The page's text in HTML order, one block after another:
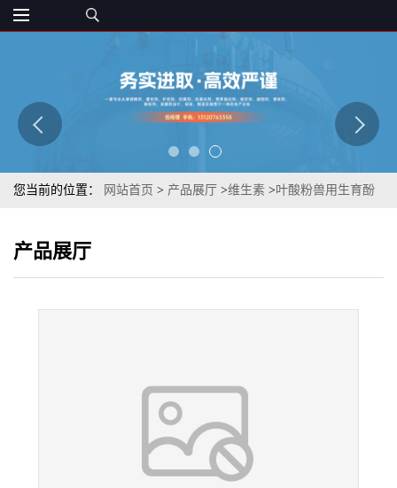
您当前的位置： 网站首页 > 产品展厅 >维生素 >叶酸粉兽用生育酚
产品展厅